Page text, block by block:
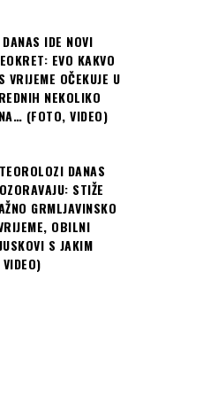
DANAS IDE NOVI
EVO KAKVO
VRIJEME OČEKUJE U
NEKOLIKO
(FOTO, VIDEO)
DANAS
STIŽE
GRMLJAVINSKO
OBILNI
S JAKIM